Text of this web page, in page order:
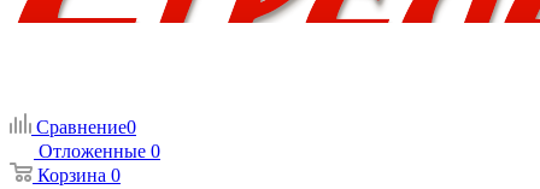
Сравнение0
Отложенные 0
Корзина 0